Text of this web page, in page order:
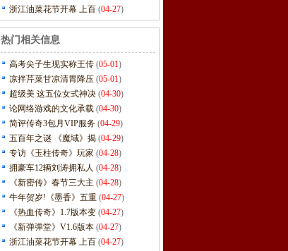
浙江油菜花节开幕 上百 (04-27)
热门相关信息
高考尖子生现实称王传 (05-01)
凉拌芹菜甘凉清胃降压 (05-01)
超级美 这五位女式神决 (04-30)
论网络游戏的文化承载 (04-30)
简评传奇3包月VIP服务 (04-29)
五百年之谜 《魔域》揭 (04-29)
专访《玉柱传奇》玩家 (04-28)
拥豪车12辆刘涛拥私人 (04-28)
《新密传》春节三大主 (04-28)
牛年贺岁!《墨香》五重 (04-27)
《热血传奇》1.7版本变 (04-27)
《新弹弹堂》V1.6版本 (04-27)
浙江油菜花节开幕 上百 (04-27)